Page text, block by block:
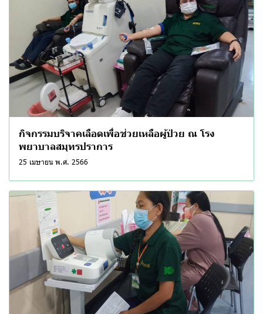
กิจกรรมบริจาคเลือดเพื่อช่วยเหลือผู้ป่วย ณ โรง
พยาบาลสมุทรปราการ
25 เมษายน พ.ศ. 2566